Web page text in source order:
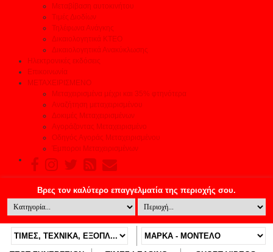
Μεταβίβαση αυτοκινήτου
Τιμές Διοδίων
Τηλέφωνα Ανάγκης
Δικαιολογητικά ΚΤΕΟ
Δικαιολογητικά Ανακύκλωσης
Ηλεκτρονικές εκδόσεις
Επικοινωνία
ΜΕΤΑΧΕΙΡΙΣΜΕΝΟ
Μεταχειρισμένα μέχρι και 35% φτηνότερα
Αναζήτηση μεταχειρισμένου
Δοκιμές Μεταχειρισμένων
Αγοράζοντας Μεταχειρισμένο
Οδηγός Αγοράς Μεταχειρισμένου
Έμποροι Μεταχειρισμένων